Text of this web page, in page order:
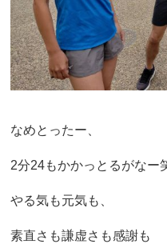
なめとったー、
2分24もかかっとるがなー
やる気も元気も、
素直さも謙虚さも感謝も